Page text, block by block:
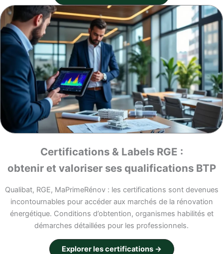
Certifications & Labels RGE :
obtenir et valoriser ses qualifications BTP
Qualibat, RGE, MaPrimeRénov : les certifications sont devenues
incontournables pour accéder aux marchés de la rénovation
énergétique. Conditions d’obtention, organismes habilités et
démarches détaillées pour les professionnels.
Explorer les certifications →